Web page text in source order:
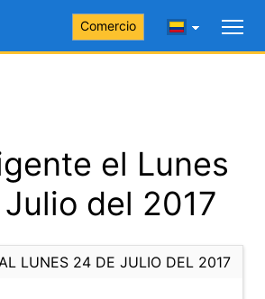
Comercio
el Lunes
del 2017
LUNES 24 DE JULIO DEL 2017